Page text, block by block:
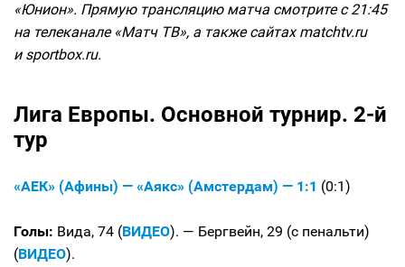
«Юнион». Прямую трансляцию матча смотрите с 21:45
на телеканале «Матч ТВ», а также сайтах matchtv.ru
и sportbox.ru.
Лига Европы. Основной турнир. 2-й
тур
«АЕК» (Афины) — «Аякс» (Амстердам) — 1:1 (0:1)
Голы: Вида, 74 (ВИДЕО). — Бергвейн, 29 (с пенальти)
(ВИДЕО).